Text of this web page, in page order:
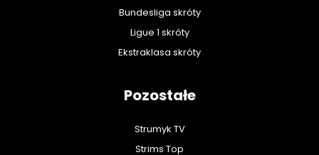
Bundesliga skróty
Ligue 1 skróty
Ekstraklasa skróty
Pozostałe
Strumyk TV
Strims Top